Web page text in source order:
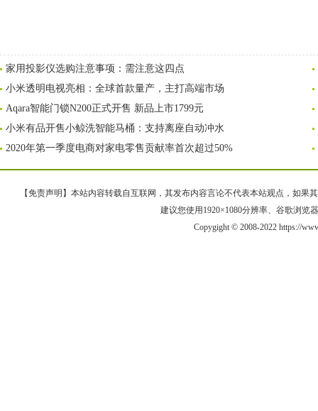
家用投影仪选购注意事项：需注意这四点
小米透明电视亮相：全球首款量产，主打高端市场
Aqara智能门锁N200正式开售 新品上市1799元
小米有品开售小鲸洗智能马桶：支持离座自动冲水
2020年第一季度电商对家电零售贡献率首次超过50%
【免责声明】本站内容转载自互联网，其发布内容言论不代表本站观点，如果
建议您使用1920×1080分辨率、谷歌浏览
Copygight © 2008-2022 https://